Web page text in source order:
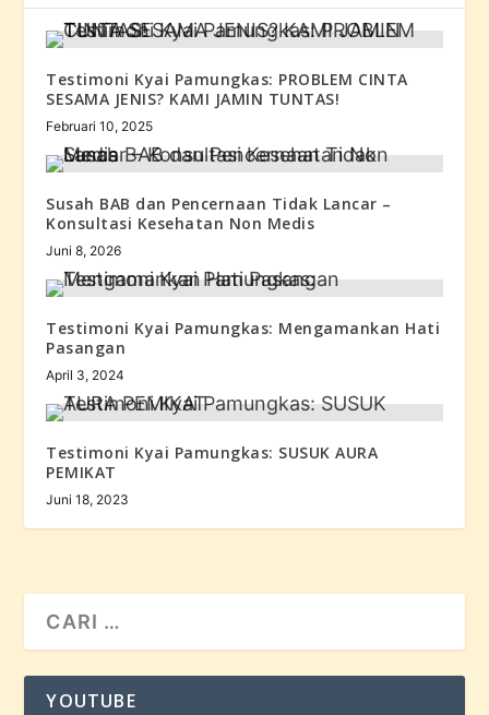
Testimoni Kyai Pamungkas: PROBLEM CINTA
SESAMA JENIS? KAMI JAMIN TUNTAS!
Februari 10, 2025
Susah BAB dan Pencernaan Tidak Lancar –
Konsultasi Kesehatan Non Medis
Juni 8, 2026
Testimoni Kyai Pamungkas: Mengamankan Hati
Pasangan
April 3, 2024
Testimoni Kyai Pamungkas: SUSUK AURA
PEMIKAT
Juni 18, 2023
YOUTUBE